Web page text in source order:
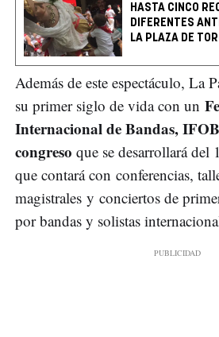
HASTA CINCO
DIFERENTES
LA PLAZA DE
Además de este espectáculo, La
su primer siglo de vida con un
Internacional de Bandas,
congreso que se desarrollará
que contará con conferencias,
magistrales y conciertos de
por bandas y solistas